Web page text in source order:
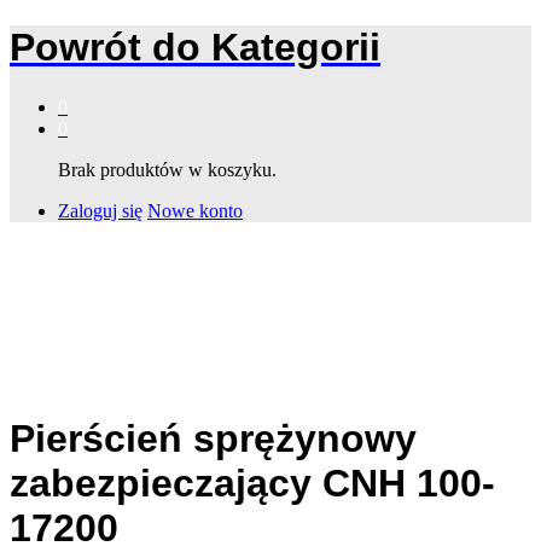
Powrót do Kategorii
Brak produktów w koszyku.
Zaloguj się Nowe konto
Pierścień sprężynowy
zabezpieczający CNH 100-
17200